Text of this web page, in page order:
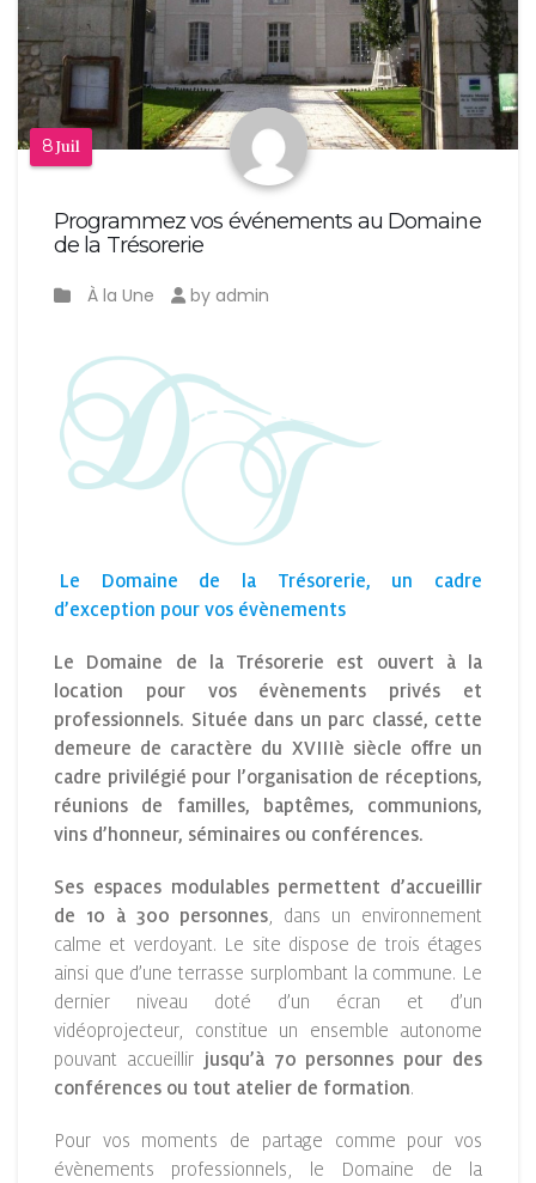
8Juil
Programmez vos événements au Domaine
de la Trésorerie
À la Une by admin
Le Domaine de la Trésorerie, un cadre
d’exception pour vos évènements
Le Domaine de la Trésorerie est ouvert à la
location pour vos évènements privés et
professionnels. Située dans un parc classé, cette
demeure de caractère du XVIIIè siècle offre un
cadre privilégié pour l’organisation de réceptions,
réunions de familles, baptêmes, communions,
vins d’honneur, séminaires ou conférences.
Ses espaces modulables permettent d’accueillir
de 10 à 300 personnes, dans un environnement
calme et verdoyant. Le site dispose de trois étages
ainsi que d’une terrasse surplombant la commune. Le
dernier niveau doté d’un écran et d’un
vidéoprojecteur, constitue un ensemble autonome
pouvant accueillir jusqu’à 70 personnes pour des
conférences ou tout atelier de formation.
Pour vos moments de partage comme pour vos
évènements professionnels, le Domaine de la